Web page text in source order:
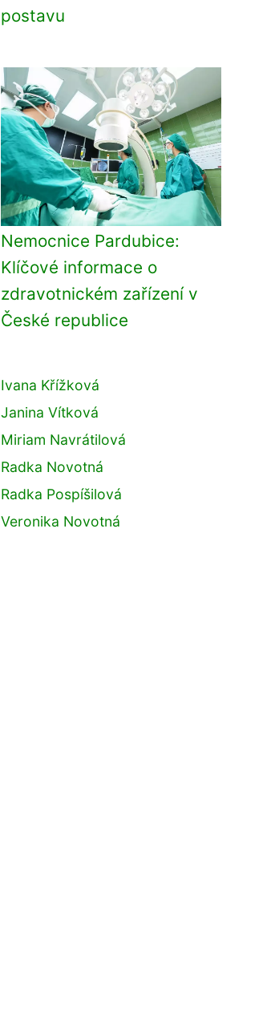
postavu
Nemocnice Pardubice:
Klíčové informace o
zdravotnickém zařízení v
České republice
Ivana Křížková
Janina Vítková
Miriam Navrátilová
Radka Novotná
Radka Pospíšilová
Veronika Novotná